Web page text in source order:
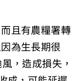
且有農糧署轉
為生長期很
，造成損失，